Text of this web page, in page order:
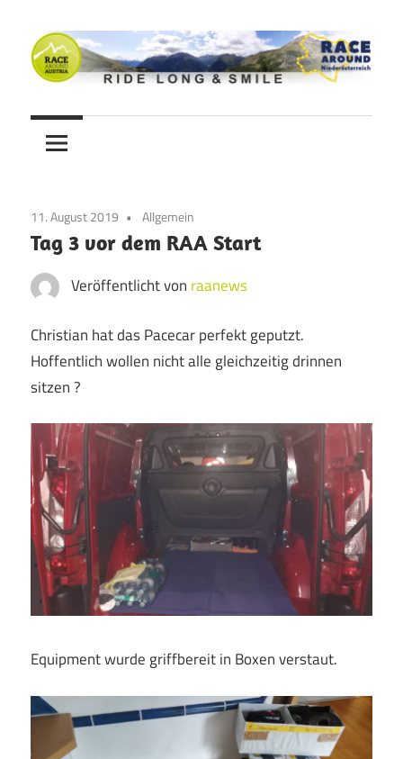
Inhalt
springen
Never
Stop
Cycling
Blog
long
11. August 2019 Allgemein
Tag 3 vor dem RAA Start
Veröffentlicht von raanews
Christian hat das Pacecar perfekt geputzt.
Hoffentlich wollen nicht alle gleichzeitig drinnen
sitzen ?
Equipment wurde griffbereit in Boxen verstaut.